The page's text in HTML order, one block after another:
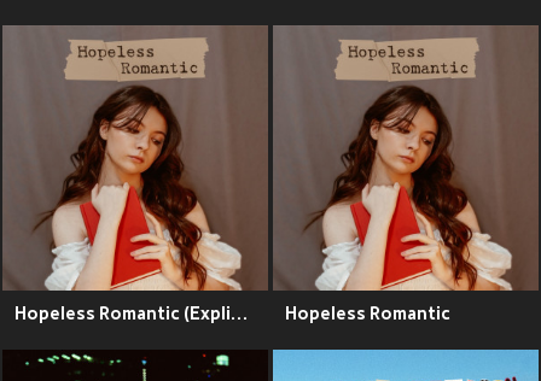
Hopeless Romantic (Explicit) Hopeless Romantic